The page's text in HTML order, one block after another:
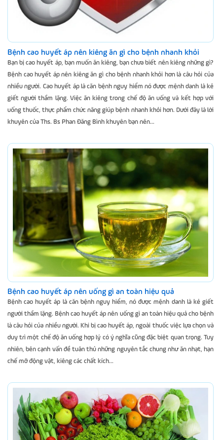
Bệnh cao huyết áp nên kiêng ăn gì cho bệnh nhanh khỏi
Bạn bị cao huyết áp, bạn muốn ăn kiêng, bạn chưa biết nên kiêng những gì?
Bệnh cao huyết áp nên kiêng ăn gì cho bệnh nhanh khỏi hơn là câu hỏi của
nhiều người. Cao huyết áp là căn bệnh nguy hiểm nó được mệnh danh là kẻ
giết người thầm lặng. Việc ăn kiêng trong chế độ ăn uống và kết hợp với
uống thuốc, thực phẩm chức năng giúp bệnh nhanh khỏi hơn. Dưới đây là lời
khuyên của Ths. Bs Phan Đăng Bình khuyên bạn nên...
Bệnh cao huyết áp nên uống gì an toàn hiệu quả
Bệnh cao huyết áp là căn bệnh nguy hiểm, nó được mệnh danh là kẻ giết
người thầm lặng. Bệnh cao huyết áp nên uống gì an toàn hiệu quả cho bệnh
là câu hỏi của nhiều người. Khi bị cao huyết áp, ngoài thuốc việc lựa chọn và
duy trì một chế độ ăn uống hợp lý có ý nghĩa cũng đặc biệt quan trọng. Tuy
nhiên, bên cạnh vấn đề tuân thủ những nguyên tắc chung như ăn nhạt, hạn
chế mỡ động vật, kiêng các chất kích...